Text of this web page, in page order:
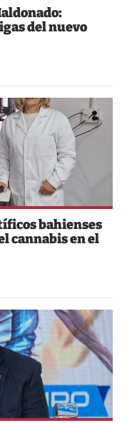
del nuevo
bahienses
cannabis en el